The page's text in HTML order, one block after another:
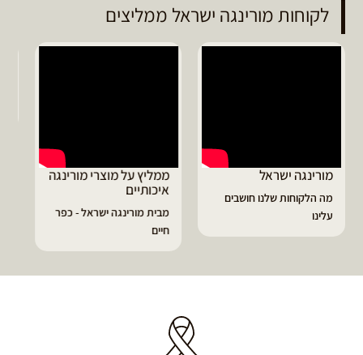
לקוחות מורינגה ישראל ממליצים
ממליץ על מוצרי מורינגה
איכותיים
מבית מורינגה ישראל - כפר
דיוויד ממליץ על טבליות
מורינגה
הפסקתי לסבול מהתקפי
גאוט ודלקות